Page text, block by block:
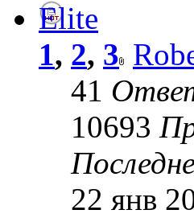
Elite
1, 2, 3
41
10693
22 янв